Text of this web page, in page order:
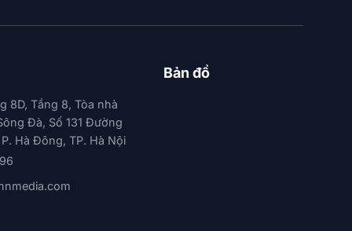
8D, Tầng 8, Tòa nhà
Đà, Số 131 Đường
Hà Đông, TP. Hà Nội
Bản đồ